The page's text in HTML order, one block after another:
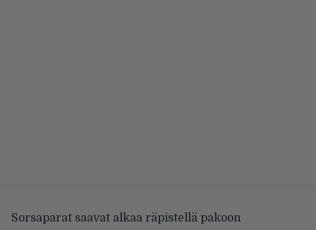
Sorsaparat saavat alkaa räpistellä pakoon